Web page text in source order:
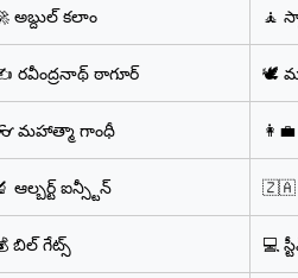
అబ్దుల్ కలాం 🧘
రవీంద్రనాథ్ ఠాగూర్ 🕊️
మహాత్మా గాంధీ
ఆల్బర్ట్ ఐన్స్టీన్ 🇿🇦
బిల్ గేట్స్ 💻